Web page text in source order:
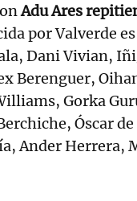
Adu Ares
por Valverde
Dani Vivian,
Berenguer,
Gorka
Óscar
Ander Herrera,